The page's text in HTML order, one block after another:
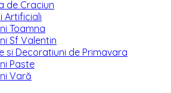
de Craciun
Artificiali
Toamna
Sf Valentin
si Decoratiuni de Primavara
Paste
Vară